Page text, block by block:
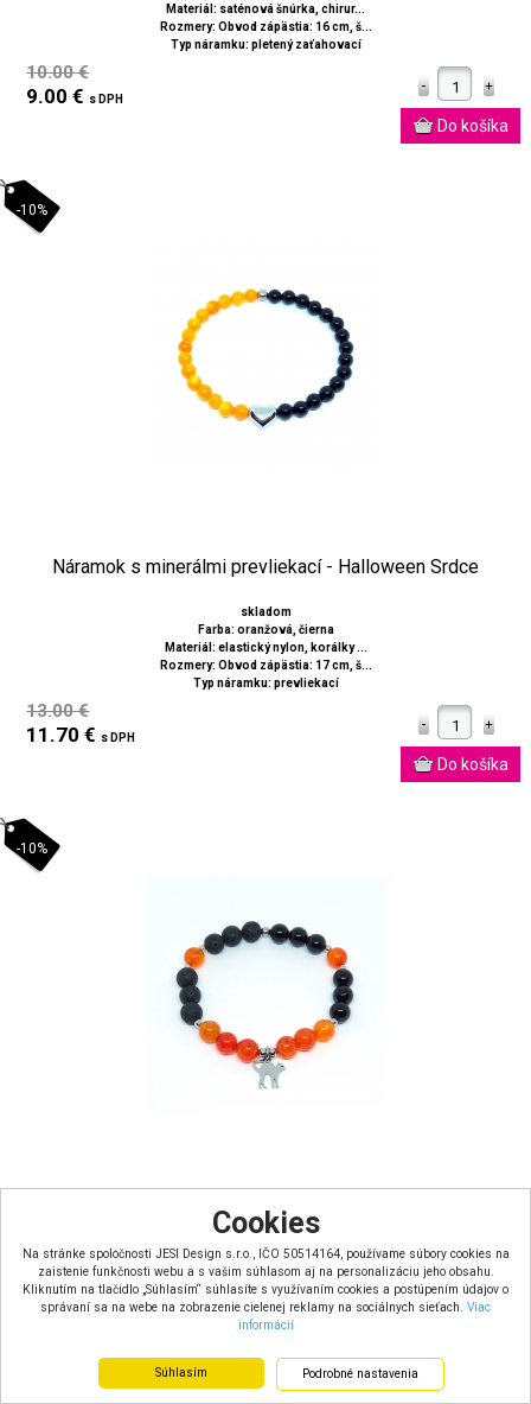
Cookies
Na stránke spoločnosti JESI Design s.r.o., IČO 50514164, používame súbory cookies na
zaistenie funkčnosti webu a s vašim súhlasom aj na personalizáciu jeho obsahu.
Kliknutím na tlačidlo „Súhlasím“ súhlasíte s využívaním cookies a postúpením údajov o
správaní sa na webe na zobrazenie cielenej reklamy na sociálnych sieťach. Viac
informácií
Súhlasím Podrobné nastavenia
Materiál: saténová šnúrka, chirur...
Rozmery: Obvod zápästia: 16 cm, š...
Typ náramku: pletený zaťahovací
10.00 €
9.00 € s DPH
-10%
Náramok s minerálmi prevliekací - Halloween Srdce
skladom
Farba: oranžová, čierna
Materiál: elastický nylon, korálky ...
Rozmery: Obvod zápästia: 17 cm, š...
Typ náramku: prevliekací
13.00 €
11.70 € s DPH
-10%
Náramok s minerálmi prevliekací - Halloween Mačka
skladom
Farba: oranžová, čierna
Materiál: elastický nylon, korálky ...
Rozmery: Obvod zápästia: 18 cm, š...
Typ náramku: prevliekací